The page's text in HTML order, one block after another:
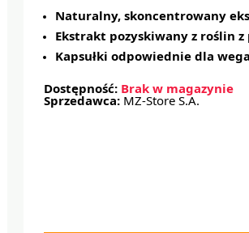
Naturalny, skoncentrowany
Ekstrakt pozyskiwany z roślin
Kapsułki odpowiednie dla
Dostępność: Brak w magazynie
Sprzedawca: MZ-Store S.A.